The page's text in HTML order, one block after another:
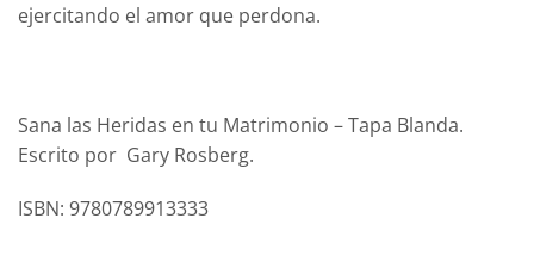
ejercitando el amor que perdona.
Sana las Heridas en tu Matrimonio – Tapa Blanda.
Escrito por Gary Rosberg.
ISBN: 9780789913333